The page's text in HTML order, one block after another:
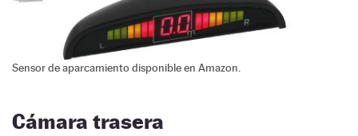
Sensor de aparcamiento disponible en Amazon.
Cámara trasera